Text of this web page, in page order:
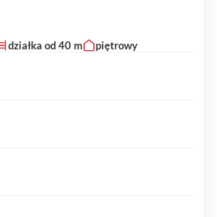
działka od 40 m
piętrowy